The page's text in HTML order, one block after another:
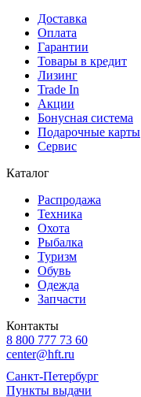
Доставка
Оплата
Гарантии
Товары в кредит
Лизинг
Trade In
Акции
Бонусная система
Подарочные карты
Сервис
Каталог
Распродажа
Техника
Охота
Рыбалка
Туризм
Обувь
Одежда
Запчасти
Контакты
8 800 777 73 60
center@hft.ru
Санкт-Петербург
Пункты выдачи